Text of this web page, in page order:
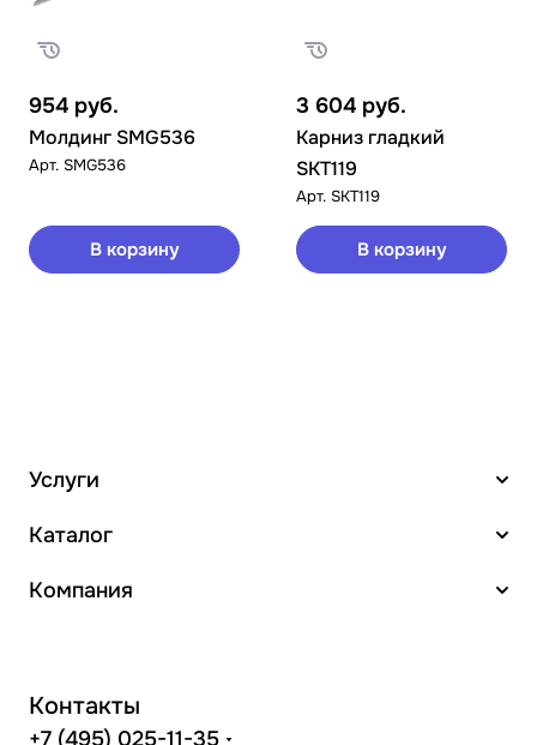
954 руб.
Молдинг SMG536
Арт. SMG536
В корзину
3 604 руб.
Карниз гладкий
SKT119
Арт. SKT119
В корзину
Услуги
Каталог
Компания
Контакты
+7 (495) 025-11-35